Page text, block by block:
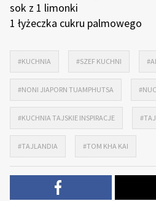
sok z 1 limonki
1 łyżeczka cukru palmowego
#KUCHNIA #SZEF KUCHNI
#NONI JIAPORN TUAMPHUTSA
#KUCHNIA TAJSKIE INSPIRACJE
#TAJLANDIA #TOM KHA KAI